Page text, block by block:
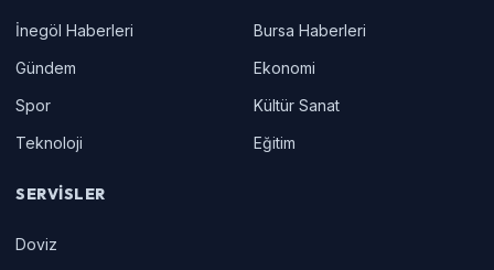
İnegöl Haberleri
Bursa Haberleri
Gündem
Ekonomi
Spor
Kültür Sanat
Teknoloji
Eğitim
SERVISLER
Doviz